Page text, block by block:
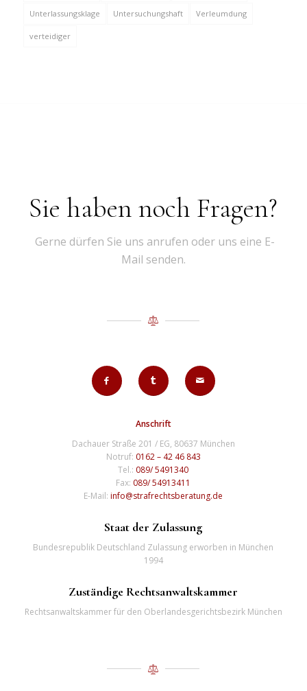
Unterlassungsklage Untersuchungshaft Verleumdung
verteidiger
Sie haben noch Fragen?
Gerne dürfen Sie uns anrufen oder uns eine E-
Mail senden.
Anschrift
Dachauer Straße 201 / EG, 80637 München
Notruf: 0162 – 42 46 843
Tel.: 089/ 5491340
Fax: 089/ 54913411
E-Mail:info@strafrechtsberatung.de
Staat der Zulassung
Bundesrepublik Deutschland Zulassung erworben in München
1994
Zuständige Rechtsanwaltskammer
Rechtsanwaltskammer für den Oberlandesgerichtsbezirk München